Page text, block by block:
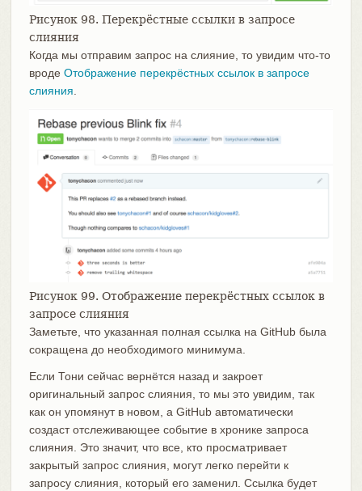
Рисунок 98. Перекрёстные ссылки в запросе
слияния
Когда мы отправим запрос на слияние, то увидим что-то
вроде Отображение перекрёстных ссылок в запросе
слияния.
Рисунок 99. Отображение перекрёстных ссылок в
запросе слияния
Заметьте, что указанная полная ссылка на GitHub была
сокращена до необходимого минимума.
Если Тони сейчас вернётся назад и закроет
оригинальный запрос слияния, то мы это увидим, так
как он упомянут в новом, а GitHub автоматически
создаст отслеживающее событие в хронике запроса
слияния. Это значит, что все, кто просматривает
закрытый запрос слияния, могут легко перейти к
запросу слияния, который его заменил. Ссылка будет